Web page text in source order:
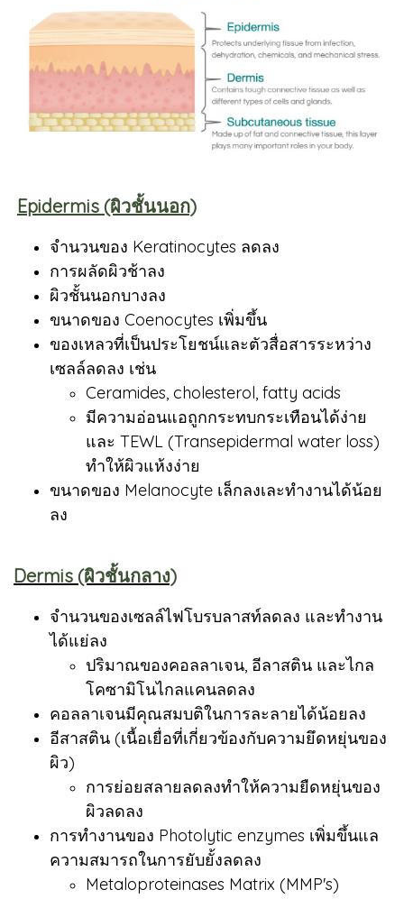
Epidermis (ผิวชั้นนอก)
จำนวนของ Keratinocytes ลดลง
การผลัดผิวช้าลง
ผิวชั้นนอกบางลง
ขนาดของ Coenocytes เพิ่มขึ้น
ของเหลวที่เป็นประโยชน์และตัวสื่อสารระหว่าง
เซลล์ลดลง เช่น
Ceramides, cholesterol, fatty acids
มีความอ่อนแอถูกกระทบกระเทือนได้ง่าย
และ TEWL (Transepidermal water loss)
ทำให้ผิวแห้งง่าย
ขนาดของ Melanocyte เล็กลงเละทำงานได้น้อย
ลง
Dermis (ผิวชั้นกลาง)
จำนวนของเซลล์ไฟโบรบลาสท์ลดลง และทำงาน
ได้แย่ลง
ปริมาณของคอลลาเจน, อีลาสติน และไกล
โคซามิโนไกลแคนลดลง
คอลลาเจนมีคุณสมบติในการละลายได้น้อยลง
อีสาสติน (เนื้อเยื่อที่เกี่ยวข้องกับความยึดหยุ่นของ
ผิว)
การย่อยสลายลดลงทำให้ความยืดหยุ่นของ
ผิวลดลง
การทำงานของ Photolytic enzymes เพิ่มขึ้นแล
ความสมารถในการยับยั้งลดลง
Metaloproteinases Matrix (MMP's)